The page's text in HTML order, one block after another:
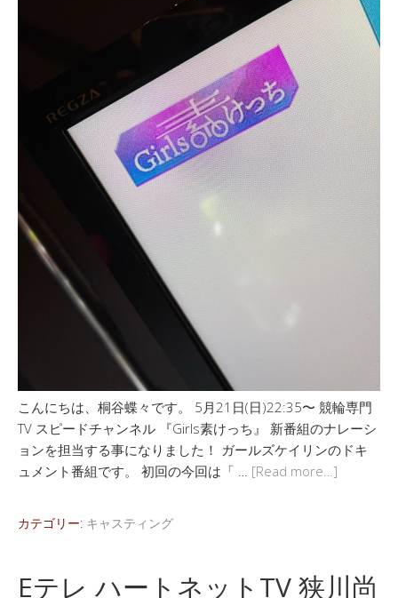
こんにちは、桐谷蝶々です。 5月21日(日)22:35〜 競輪専門
TV スピードチャンネル 『Girls素けっち』 新番組のナレーシ
ョンを担当する事になりました！ ガールズケイリンのドキ
ュメント番組です。 初回の今回は「 … [Read more…]
カテゴリー: キャスティング
Eテレ ハートネットTV 狭川尚